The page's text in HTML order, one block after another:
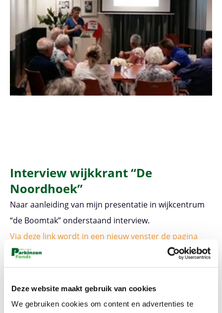
Deze website maakt gebruik van cookies
We gebruiken cookies om content en advertenties te
Interview wijkkrant “De
Noordhoek”
Naar aanleiding van mijn presentatie in wijkcentrum
“de Boomtak” onderstaand interview.
Via deze link wordt in een nieuw venster de pagina
vergroot.